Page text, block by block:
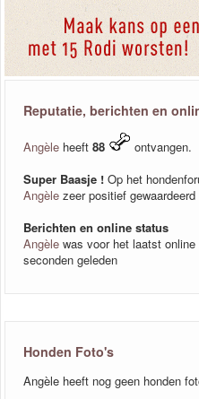
Reputatie, berichten en
Angèle heeft 88
ontvangen.
Super Baasje ! Op het
Angèle zeer positief gewaardeerd
Berichten en online status
Angèle was voor het laatst
seconden geleden
Honden Foto's
Angèle heeft nog geen honden